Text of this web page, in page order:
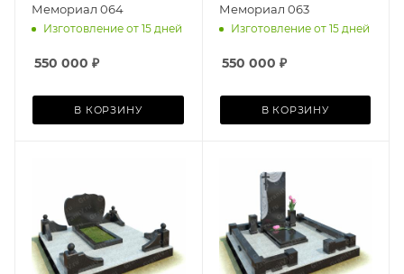
Мемориал 064
Изготовление от 15 дней
550 000 ₽
В КОРЗИНУ
Мемориал 063
Изготовление от 15 дней
550 000 ₽
В КОРЗИНУ